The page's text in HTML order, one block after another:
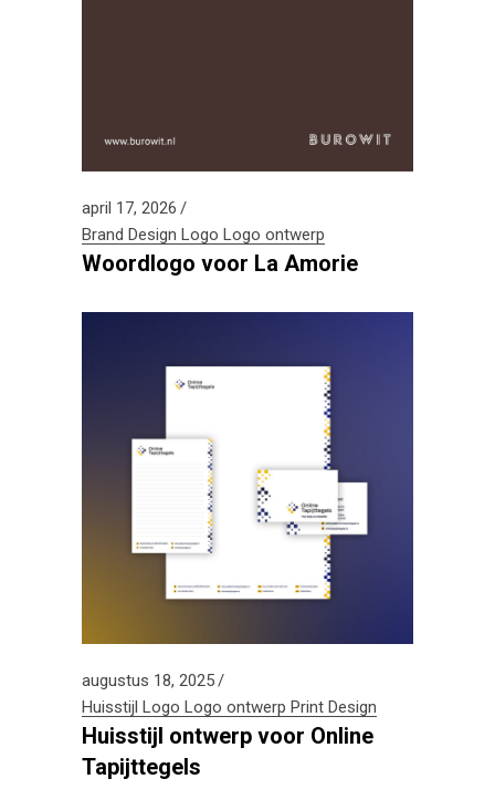
april 17, 2026
Brand Design Logo Logo ontwerp
Woordlogo voor La Amorie
augustus 18, 2025
Huisstijl Logo Logo ontwerp Print Design
Huisstijl ontwerp voor Online
Tapijttegels